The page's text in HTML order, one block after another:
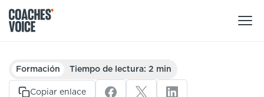
Nuestros productos
Centro de aprendizaje (para particulares)
Formación Tiempo de lectura: 2 min
Copiar enlace